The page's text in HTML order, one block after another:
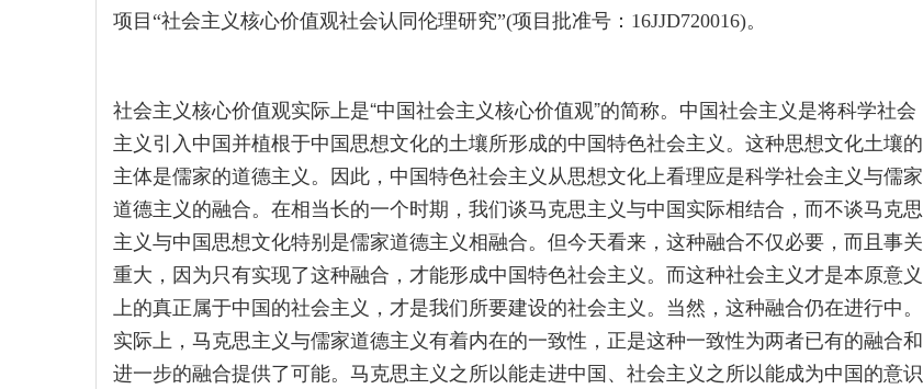
项目“社会主义核心价值观社会认同伦理研究”(项目批准号：16JJD720016)。
社会主义核心价值观实际上是“中国社会主义核心价值观”的简称。中国社会主义是将科学社会
主义引入中国并植根于中国思想文化的土壤所形成的中国特色社会主义。这种思想文化土壤的
主体是儒家的道德主义。因此，中国特色社会主义从思想文化上看理应是科学社会主义与儒家
道德主义的融合。在相当长的一个时期，我们谈马克思主义与中国实际相结合，而不谈马克思
主义与中国思想文化特别是儒家道德主义相融合。但今天看来，这种融合不仅必要，而且事关
重大，因为只有实现了这种融合，才能形成中国特色社会主义。而这种社会主义才是本原意义
上的真正属于中国的社会主义，才是我们所要建设的社会主义。当然，这种融合仍在进行中。
实际上，马克思主义与儒家道德主义有着内在的一致性，正是这种一致性为两者已有的融合和
进一步的融合提供了可能。马克思主义之所以能走进中国、社会主义之所以能成为中国的意识